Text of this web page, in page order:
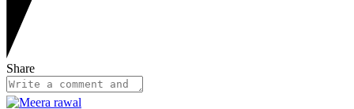
Share